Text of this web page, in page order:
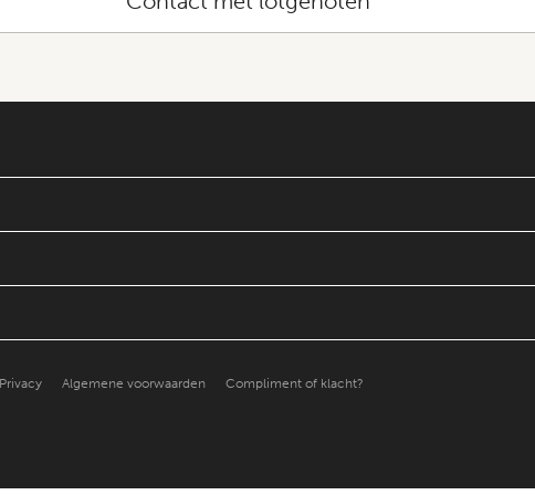
Privacy Algemene voorwaarden Compliment of klacht?